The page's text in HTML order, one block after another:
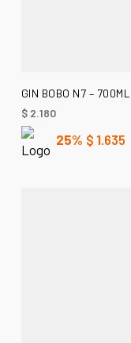
GIN BOBO N7 – 700ML
$2.180
25% $ 1.635